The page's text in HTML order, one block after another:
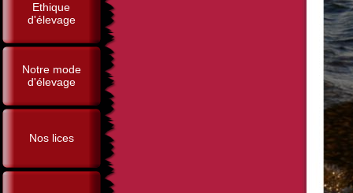
Ethique
d'élevage
Notre mode
d'élevage
Nos lices